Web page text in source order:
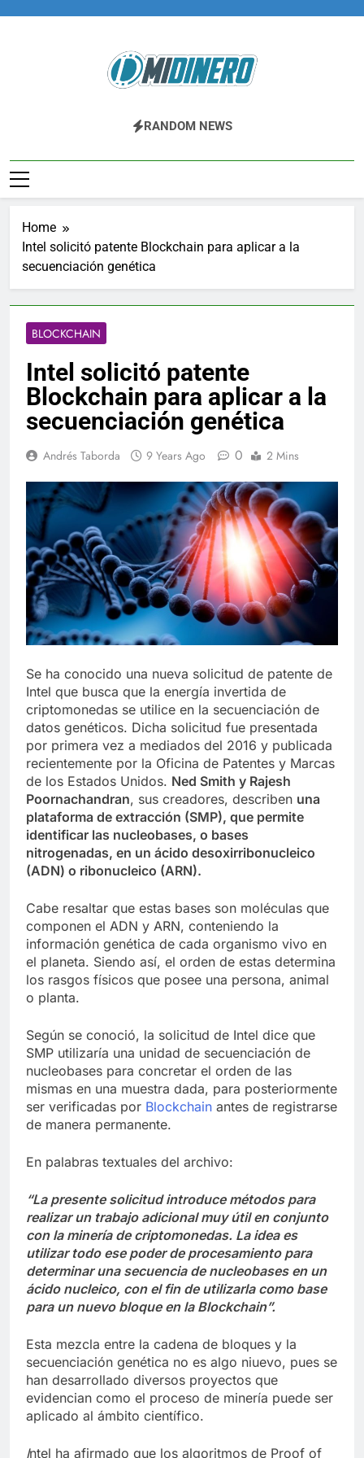
Midinero.co
Fintech, Criptomonedas
RANDOM NEWS
Home
Intel solicitó patente Blockchain para aplicar a la
secuenciación genética
BLOCKCHAIN
Intel solicitó patente
Blockchain para aplicar a la
secuenciación genética
Andrés Taborda 9 Years Ago 0 2 Mins
Se ha conocido una nueva solicitud de patente de
Intel que busca que la energía invertida de
criptomonedas se utilice en la secuenciación de
datos genéticos. Dicha solicitud fue presentada
por primera vez a mediados del 2016 y publicada
recientemente por la Oficina de Patentes y Marcas
de los Estados Unidos. Ned Smith y Rajesh
Poornachandran, sus creadores, describen una
plataforma de extracción (SMP), que permite
identificar las nucleobases, o bases
nitrogenadas, en un ácido desoxirribonucleico
(ADN) o ribonucleico (ARN).
Cabe resaltar que estas bases son moléculas que
componen el ADN y ARN, conteniendo la
información genética de cada organismo vivo en
el planeta. Siendo así, el orden de estas determina
los rasgos físicos que posee una persona, animal
o planta.
Según se conoció, la solicitud de Intel dice que
SMP utilizaría una unidad de secuenciación de
nucleobases para concretar el orden de las
mismas en una muestra dada, para posteriormente
ser verificadas por Blockchain antes de registrarse
de manera permanente.
En palabras textuales del archivo:
“La presente solicitud introduce métodos para
realizar un trabajo adicional muy útil en conjunto
con la minería de criptomonedas. La idea es
utilizar todo ese poder de procesamiento para
determinar una secuencia de nucleobases en un
ácido nucleico, con el fin de utilizarla como base
para un nuevo bloque en la Blockchain”.
Esta mezcla entre la cadena de bloques y la
secuenciación genética no es algo niuevo, pues se
han desarrollado diversos proyectos que
evidencian como el proceso de minería puede ser
aplicado al ámbito científico.
Intel ha afirmado que los algoritmos de Proof of